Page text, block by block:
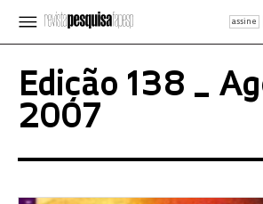
assine
Edição 138 _
2007